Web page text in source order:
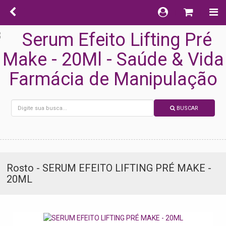
BUSCAR
Rosto - SERUM EFEITO LIFTING PRÉ MAKE -
20ML